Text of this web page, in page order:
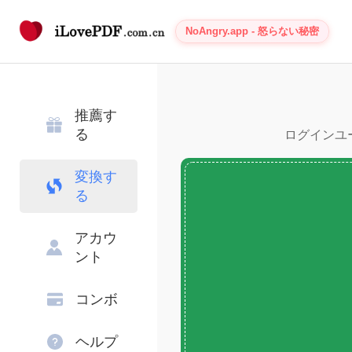
NoAngry.app - 怒らない秘密
推薦す
る
変換す
る
アカウ
ント
コンボ
ヘルプ
ログイン